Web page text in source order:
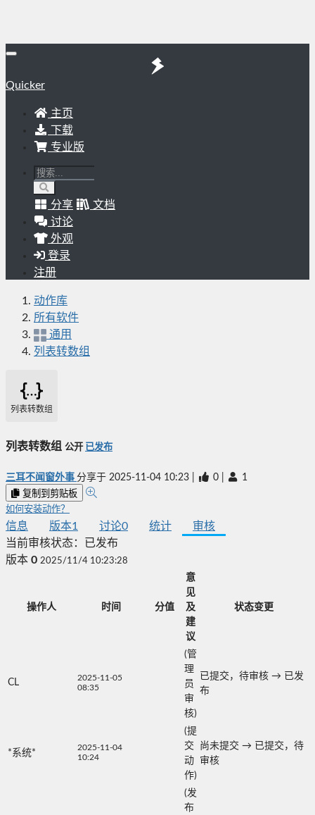
Quicker
主页
下载
专业版
分享
文档
讨论
外观
登录
注册
动作库
所有软件
通用
列表转数组
列表转数组
列表转数组 公开 已发布
三耳不闻窗外事 分享于 2025-11-04 10:23 0 1
复制到剪贴板
如何安装动作？
信息 版本1 讨论0 统计
审核
当前审核状态：
已发布
版本 0 2025/11/4 10:23:28
操作人 时间 分值
意
见
及
建
议
状态变更
CL
2025-11-05
08:35
(管
理
员
审
核)
已提交，待审核 → 已发
布
*系统*
2025-11-04
10:24
(提
交
动
作)
尚未提交 → 已提交，待
审核
(发
布